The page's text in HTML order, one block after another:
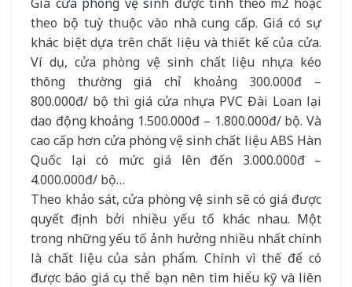
theo bộ tuỳ thuộc vào nhà cung cấp. Giá có sự
khác biệt dựa trên chất liệu và thiết kế của cửa.
Ví dụ, cửa phòng vệ sinh chất liệu nhựa kéo
thông thường giá chỉ khoảng 300.000đ –
800.000đ/ bộ thì giá cửa nhựa PVC Đài Loan lại
dao động khoảng 1.500.000đ – 1.800.000đ/ bộ. Và
cao cấp hơn cửa phòng vệ sinh chất liệu ABS Hàn
Quốc lại có mức giá lên đến 3.000.000đ –
4.000.000đ/ bộ…
Theo khảo sát, cửa phòng vệ sinh sẽ có giá được
quyết định bởi nhiều yếu tố khác nhau. Một
trong những yếu tố ảnh hưởng nhiều nhất chính
là chất liệu của sản phẩm. Chính vì thế để có
được báo giá cụ thể bạn nên tìm hiểu kỹ và liên